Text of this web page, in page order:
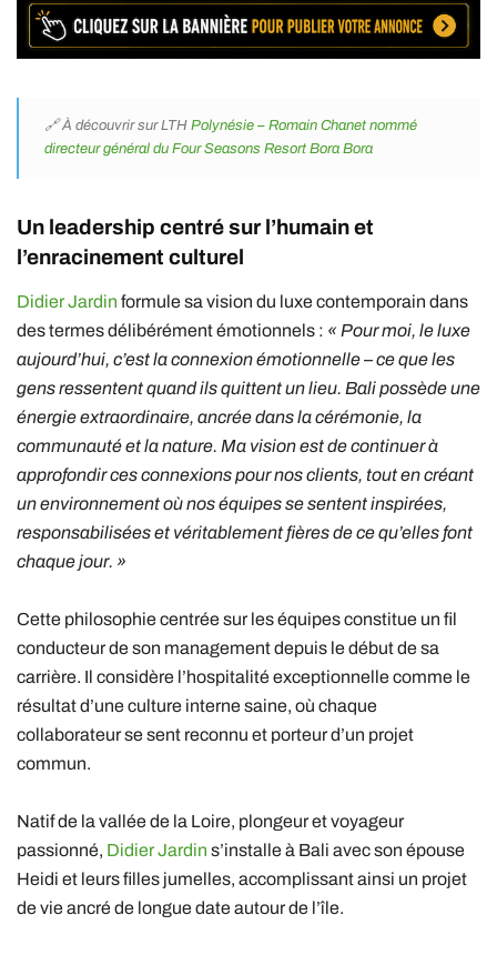
🔗 À découvrir sur LTH Polynésie – Romain Chanet nommé
directeur général du Four Seasons Resort Bora Bora
Un leadership centré sur l’humain et
l’enracinement culturel
Didier Jardin formule sa vision du luxe contemporain dans
des termes délibérément émotionnels : « Pour moi, le luxe
aujourd’hui, c’est la connexion émotionnelle – ce que les
gens ressentent quand ils quittent un lieu. Bali possède une
énergie extraordinaire, ancrée dans la cérémonie, la
communauté et la nature. Ma vision est de continuer à
approfondir ces connexions pour nos clients, tout en créant
un environnement où nos équipes se sentent inspirées,
responsabilisées et véritablement fières de ce qu’elles font
chaque jour. »
Cette philosophie centrée sur les équipes constitue un fil
conducteur de son management depuis le début de sa
carrière. Il considère l’hospitalité exceptionnelle comme le
résultat d’une culture interne saine, où chaque
collaborateur se sent reconnu et porteur d’un projet
commun.
Natif de la vallée de la Loire, plongeur et voyageur
passionné, Didier Jardin s’installe à Bali avec son épouse
Heidi et leurs filles jumelles, accomplissant ainsi un projet
de vie ancré de longue date autour de l’île.